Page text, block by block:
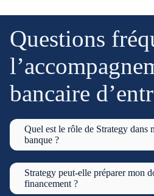
Questions
bancaire
Quel est le rôle de Strategy dans
banque ?
Strategy peut-elle préparer mon
financement ?